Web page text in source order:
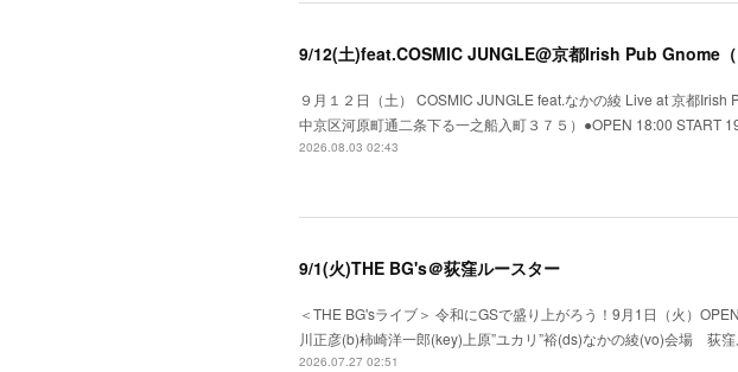
9/12(土)feat.COSMIC JUNGLE@京都Irish Pub Gnome（
９月１２日（土） COSMIC JUNGLE feat.なかの綾 Live at 京都
中京区河原町通二条下る一之船入町３７５）●OPEN 18:00 START
2026.08.03 02:43
9/1(火)THE BG's＠荻窪ルースター
＜THE BG'sライブ＞ 令和にGSで盛り上がろう！9月1日（火）
川正彦(b)柿崎洋一郎(key)上原”ユカリ”裕(ds)なかの綾(vo)会場 荻
2026.07.27 02:51